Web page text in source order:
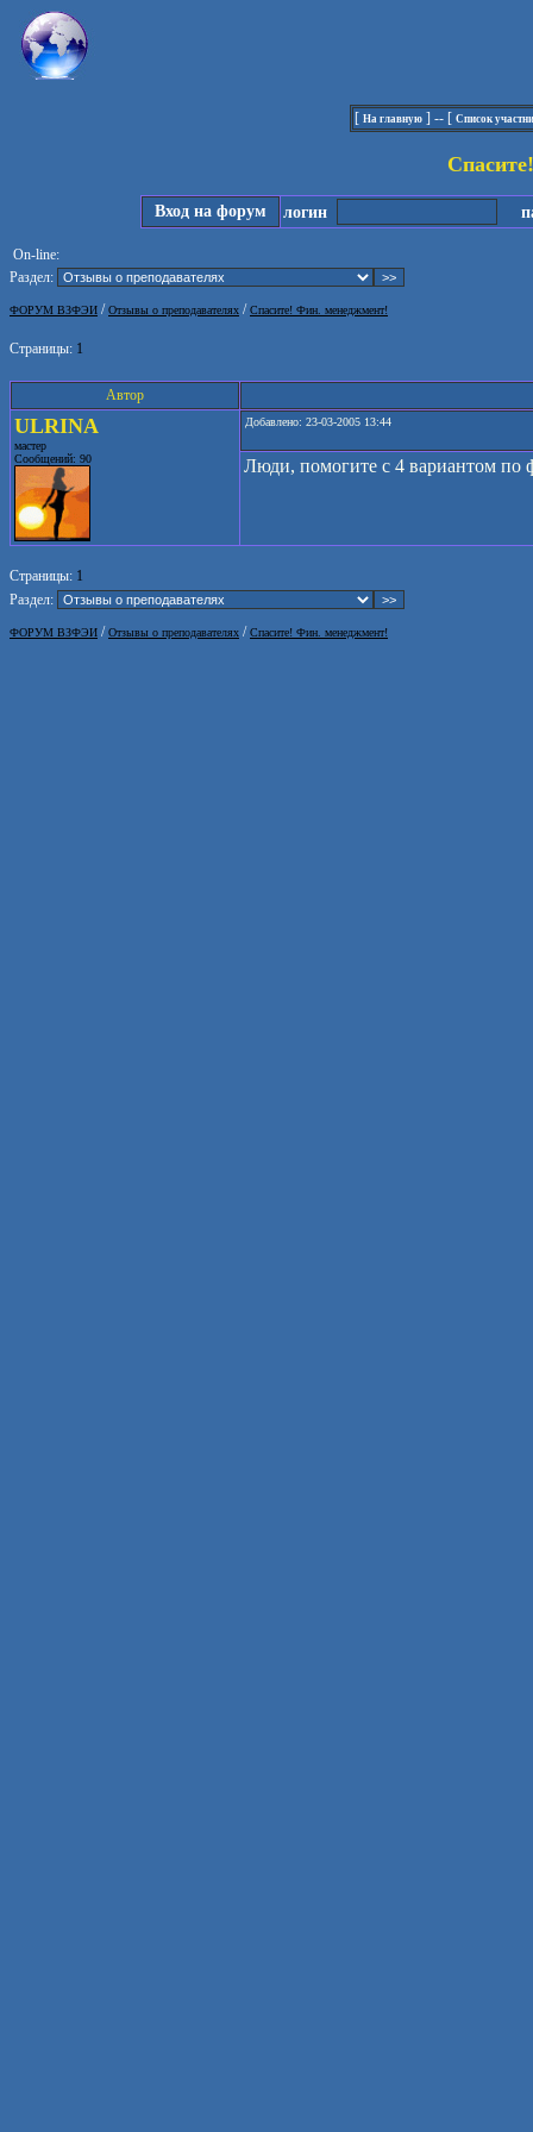
[ На главную ] -- [ Список
Вход на форум логин
On-line:
Раздел:
ФОРУМ ВЗФЭИ /Отзывы о преподавателях /Спасите! Фин. менеджмент!
Страницы: 1
Автор
ULRINA
мастер
Сообщений: 90
Добавлено: 23-03-2005 13:44
Люди, помогите с 4 вариантом по
Страницы: 1
Раздел:
ФОРУМ ВЗФЭИ /Отзывы о преподавателях /Спасите! Фин. менеджмент!